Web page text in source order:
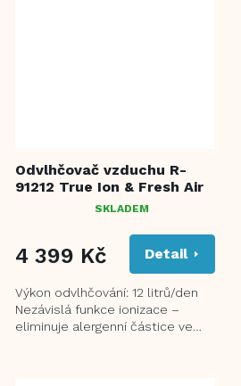
Odvlhčovač vzduchu R-
91212 True Ion & Fresh Air
PRODUKTU
JE
Z
5
HVĚZDIČEK.
SKLADEM
4 399 Kč Detail
Výkon odvlhčování: 12 litrů/den
Nezávislá funkce ionizace –
eliminuje alergenní částice ve